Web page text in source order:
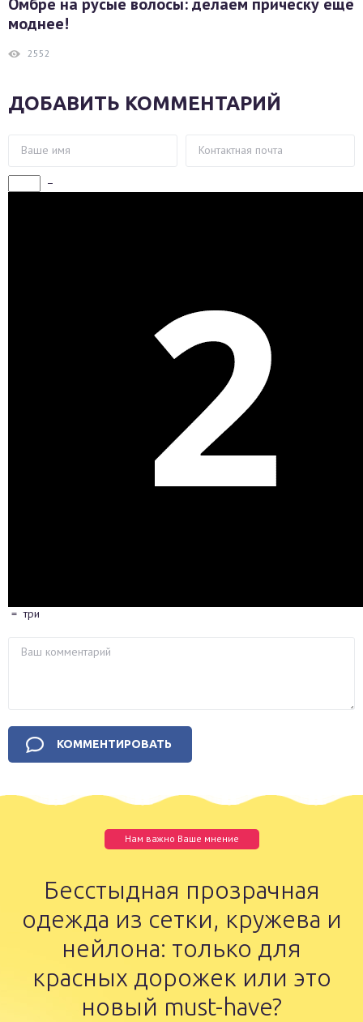
Омбре на русые волосы: делаем прическу ещё
моднее!
2552
ДОБАВИТЬ КОММЕНТАРИЙ
−
= три
Нам важно Ваше мнение
Бесстыдная прозрачная
одежда из сетки, кружева и
нейлона: только для
красных дорожек или это
новый must-have?